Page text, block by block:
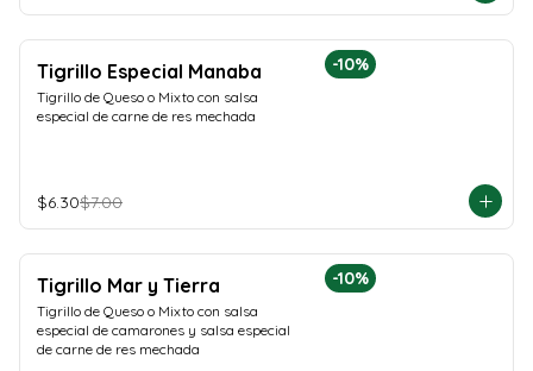
-10%
Tigrillo Especial Manaba
Tigrillo de Queso o Mixto con salsa
especial de carne de res mechada
$6.30$7.00
-10%
Tigrillo Mar y Tierra
Tigrillo de Queso o Mixto con salsa
especial de camarones y salsa especial
de carne de res mechada